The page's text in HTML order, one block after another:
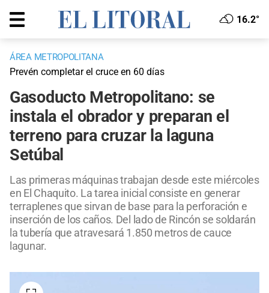
16.2°
ÁREA METROPOLITANA
Prevén completar el cruce en 60 días
Gasoducto Metropolitano: se
instala el obrador y preparan el
terreno para cruzar la laguna
Setúbal
Las primeras máquinas trabajan desde este miércoles
en El Chaquito. La tarea inicial consiste en generar
terraplenes que sirvan de base para la perforación e
inserción de los caños. Del lado de Rincón se soldarán
la tubería que atravesará 1.850 metros de cauce
lagunar.